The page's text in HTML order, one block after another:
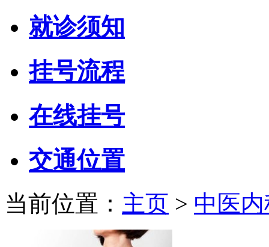
就诊须知
挂号流程
在线挂号
交通位置
当前位置： 主页 > 中医